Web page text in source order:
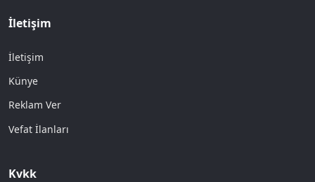
İletişim
İletişim
Künye
Reklam Ver
Vefat İlanları
Kvkk